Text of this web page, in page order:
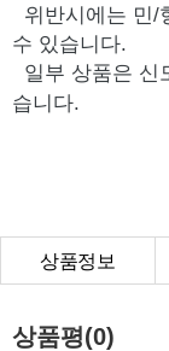
위반시에는 민/
수 있습니다.
일부 상품은 신
습니다.
상품정보
상품평(0)